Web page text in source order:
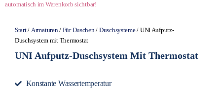
automatisch im Warenkorb sichtbar!
Start/ Armaturen/ Für Duschen/ Duschsysteme/ UNI Aufputz-
Duschsystem mit Thermostat
UNI Aufputz-Duschsystem Mit Thermostat
Konstante Wassertemperatur